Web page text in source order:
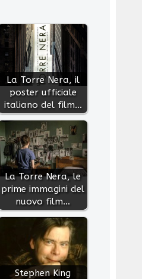
La Torre Nera, il
poster ufficiale
italiano del film…
La Torre Nera, le
prime immagini del
nuovo film…
Stephen King